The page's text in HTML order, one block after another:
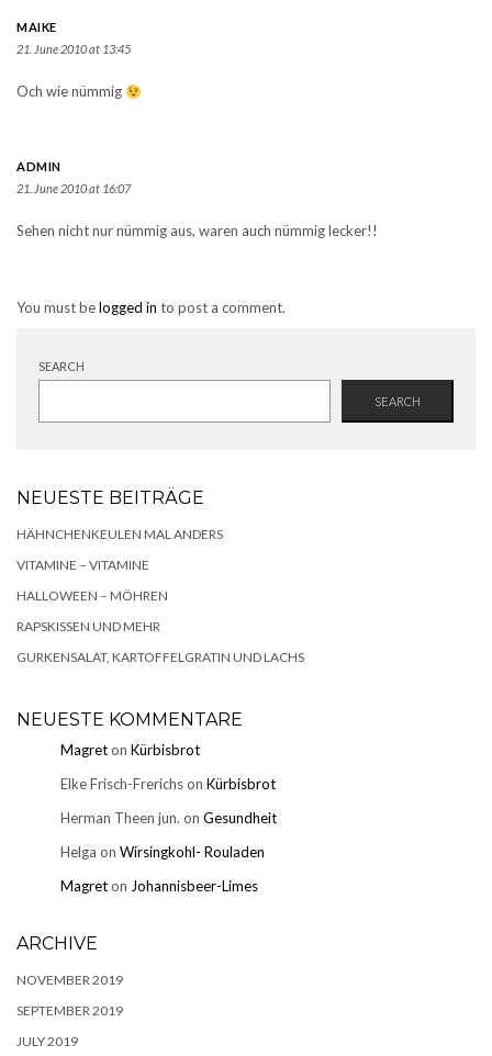
MAIKE
21. June 2010 at 13:45
Och wie nümmig
ADMIN
21. June 2010 at 16:07
Sehen nicht nur nümmig aus, waren auch nümmig lecker!!
You must belogged in to post a comment.
SEARCH
SEARCH
NEUESTE BEITRÄGE
HÄHNCHENKEULEN MAL ANDERS
VITAMINE – VITAMINE
HALLOWEEN – MÖHREN
RAPSKISSEN UND MEHR
GURKENSALAT, KARTOFFELGRATIN UND LACHS
NEUESTE KOMMENTARE
Magreton Kürbisbrot
Elke Frisch-Frerichson Kürbisbrot
Herman Theen jun. on Gesundheit
Helga on Wirsingkohl- Rouladen
Magreton Johannisbeer-Limes
ARCHIVE
NOVEMBER 2019
SEPTEMBER 2019
JULY 2019